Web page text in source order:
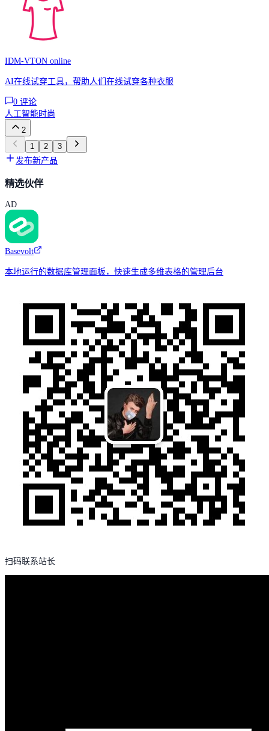
IDM-VTON online
AI在线试穿工具，帮助人们在线试穿各种衣服
0 评论
人工智能时尚
2
1
2
3
发布新产品
精选伙伴
AD
Basevolt
本地运行的数据库管理面板，快速生成多维表格的管理后台
扫码联系站长